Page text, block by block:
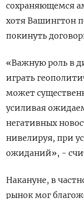
сохраняющемся
хотя Вашингтон
покинуть
«Важную роль в
играть
может
усиливая
негативных
нивелируя, при
ожиданий», -
Накануне, в
рынок мог